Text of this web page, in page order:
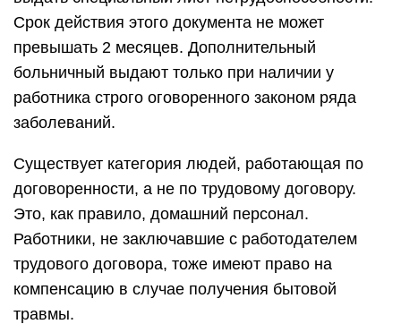
Срок действия этого документа не может
превышать 2 месяцев. Дополнительный
больничный выдают только при наличии у
работника строго оговоренного законом ряда
заболеваний.
Существует категория людей, работающая по
договоренности, а не по трудовому договору.
Это, как правило, домашний персонал.
Работники, не заключавшие с работодателем
трудового договора, тоже имеют право на
компенсацию в случае получения бытовой
травмы.